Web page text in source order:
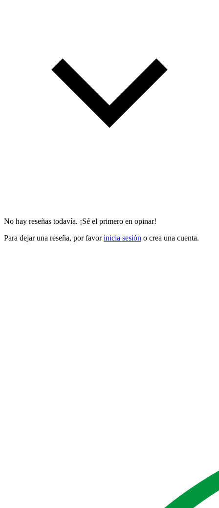
No hay reseñas todavía. ¡Sé el primero en opinar!
Para dejar una reseña, por favorinicia sesión o crea una cuenta.